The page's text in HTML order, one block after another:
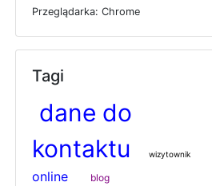
Przeglądarka: Chrome
Tagi
dane do
kontaktu
wizytownik
online
blog